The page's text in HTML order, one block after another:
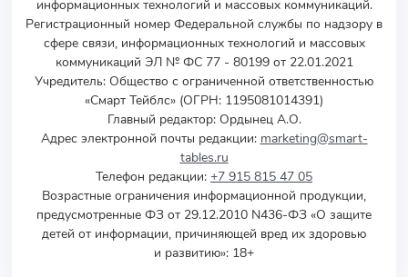
информационных технологий и массовых коммуникаций.
Регистрационный номер Федеральной службы по надзору в
сфере связи, информационных технологий и массовых
коммуникаций ЭЛ № ФС 77 - 80199 от 22.01.2021
Учредитель: Общество с ограниченной ответственностью
«Смарт Тейблс» (ОГРН: 1195081014391)
Главный редактор: Ордынец А.О.
Адрес электронной почты редакции: marketing@smart-
tables.ru
Телефон редакции: +7 915 815 47 05
Возрастные ограничения информационной продукции,
предусмотренные ФЗ от 29.12.2010 N436-ФЗ «О защите
детей от информации, причиняющей вред их здоровью
и развитию»: 18+